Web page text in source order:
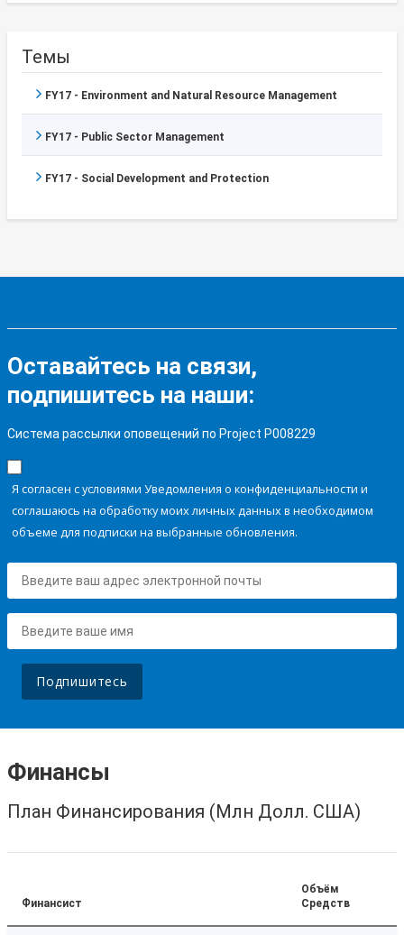
Темы
FY17 - Environment and Natural Resource Management
FY17 - Public Sector Management
FY17 - Social Development and Protection
Оставайтесь на связи,
подпишитесь на наши:
Система рассылки оповещений по Project P008229
Я согласен с условиями Уведомления о конфиденциальности и
соглашаюсь на обработку моих личных данных в необходимом
объеме для подписки на выбранные обновления.
Подпишитесь
Финансы
План Финансирования (Млн Долл. США)
Финансист
Объём
Средств